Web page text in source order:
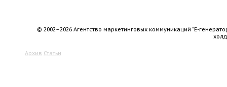
© 2002–2026 Агентство маркетинговых коммуникаций "Е-
Архив Статьи